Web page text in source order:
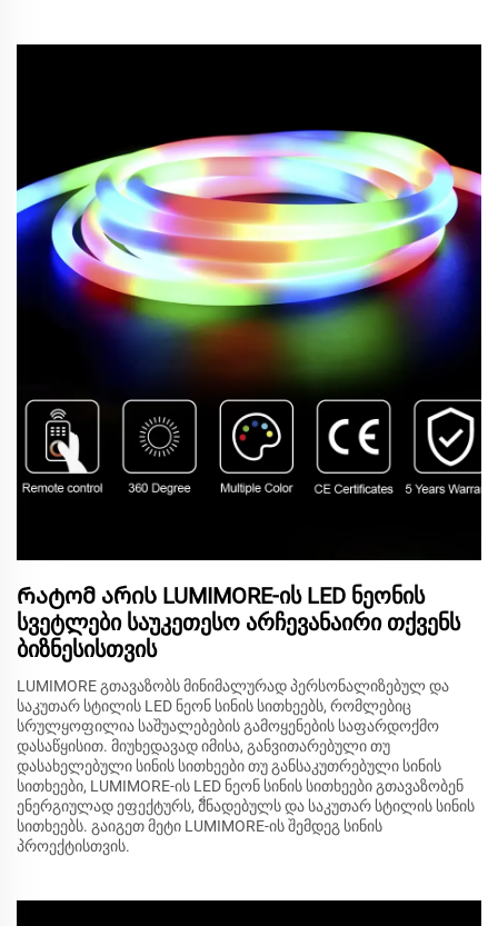
Რატომ არის LUMIMORE-ის LED ნეონის
სვეტლები საუკეთესო არჩევანაირი თქვენს
ბიზნესისთვის
LUMIMORE გთავაზობს მინიმალურად პერსონალიზებულ და
საკუთარ სტილის LED ნეონ სინის სითხეებს, რომლებიც
სრულყოფილია საშუალებების გამოყენების საფარდოქმო
დასაწყისით. მიუხედავად იმისა, განვითარებული თუ
დასახელებული სინის სითხეები თუ განსაკუთრებული სინის
სითხეები, LUMIMORE-ის LED ნეონ სინის სითხეები გთავაზობენ
ენერგიულად ეფექტურს, მั่ნადებულს და საკუთარ სტილის სინის
სითხეებს. გაიგეთ მეტი LUMIMORE-ის შემდეგ სინის
პროექტისთვის.